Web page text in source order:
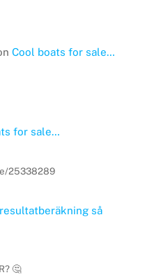
Cool boats for sale…
for sale…
25338289
så
🤔